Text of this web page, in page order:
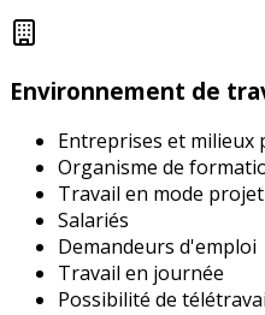
Environnement de
Entreprises et milieux
Organisme de
Travail en mode projet
Salariés
Demandeurs d'emploi
Travail en journée
Possibilité de